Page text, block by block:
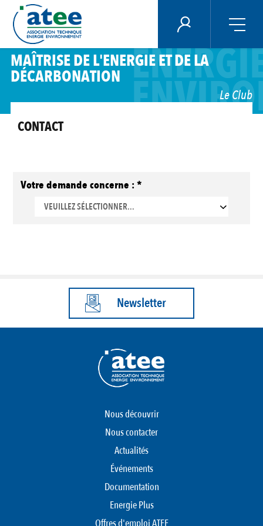
Aller
contenu
principal
ÉNERGIE PLUS
MAÎTRISE DE L'ENERGIE ET DE LA
DÉCARBONATION
Le Club
CONTACT
Votre demande concerne : *
Newsletter
Nous découvrir
Nous contacter
Actualités
Événements
Documentation
Energie Plus
Panneau de gestion des cookies